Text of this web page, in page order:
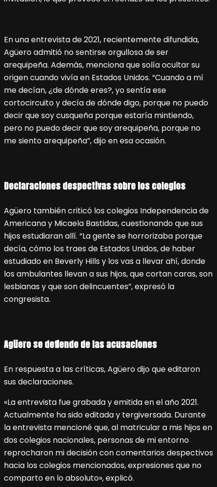
En una entrevista de 2021, recientemente difundida,
Agüero admitió no sentirse orgullosa de ser
arequipeña. Además, menciona que solía ocultar su
origen cuando vivía en Estados Unidos. “Cuando a mí
me decían, ¿de dónde eres?, yo sentía ese
cortocircuito y decía de dónde digo, porque no puedo
decir que soy cusqueña porque estaría mintiendo,
pero no puedo decir que soy arequipeña, porque no
me siento arequipeña”, dijo en esa ocasión.
Declaraciones despectivas sobre los colegios
Agüero también criticó los colegios Independencia de
Americana y Micaela Bastidas, cuestionando que sus
hijos estudiaran allí. “La gente se horrorizaba porque
decía, cómo los traes de Estados Unidos, de haber
estudiado en Beverly Hills y los vas a llevar ahí, donde
los ambulantes llevan a sus hijos, que cortan caras, son
lesbianas y que son delincuentes”, expresó la
congresista.
Agüero se defiende de las acusaciones
En respuesta a las críticas, Agüero dijo que editaron
sus declaraciones.
«La entrevista fue grabada y emitida en el año 2021.
Actualmente ha sido editada y tergiversada. Durante
la entrevista mencioné que, al matricular a mis hijos en
dos colegios nacionales, personas de mi entorno
reprocharon mi decisión con comentarios despectivos
hacia los colegios mencionados, expresiones que no
comparto en lo absoluto», explicó.